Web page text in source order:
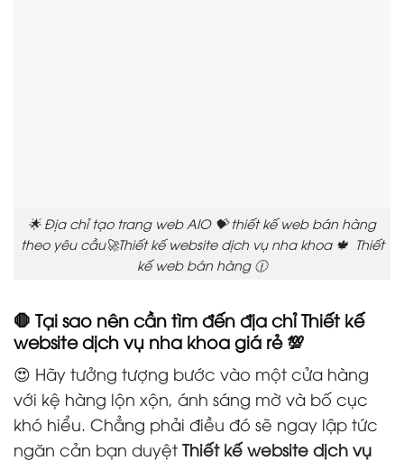
🌟 Địa chỉ tạo trang web AIO 💝 thiết kế web bán hàng
theo yêu cầu🚀Thiết kế website dịch vụ nha khoa 🍁 Thiết
kế web bán hàng 🕧
🛑 Tại sao nên cần tìm đến địa chỉ Thiết kế
website dịch vụ nha khoa giá rẻ 💯
😍 Hãy tưởng tượng bước vào một cửa hàng
với kệ hàng lộn xộn, ánh sáng mờ và bố cục
khó hiểu. Chẳng phải điều đó sẽ ngay lập tức
ngăn cản bạn duyệt Thiết kế website dịch vụ